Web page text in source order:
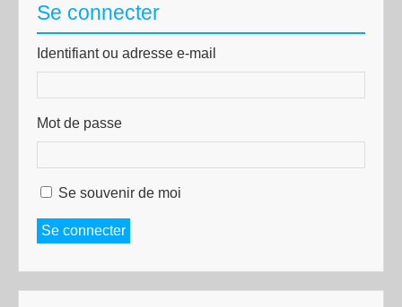
Se connecter
Identifiant ou adresse e-mail
Mot de passe
Se souvenir de moi
Se connecter